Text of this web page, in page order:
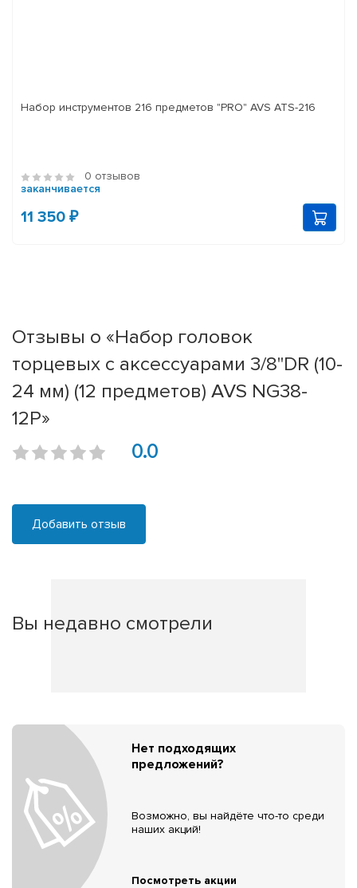
Набор инструментов 216 предметов "PRO" AVS ATS-216
0 отзывов
заканчивается
11 350 ₽
Отзывы о «Набор головок
торцевых с аксессуарами 3/8"DR (10-
24 мм) (12 предметов) AVS NG38-
12P»
0.0
Добавить отзыв
Вы недавно смотрели
Нет подходящих
предложений?
Возможно, вы найдёте что-то среди
наших акций!
Посмотреть акции